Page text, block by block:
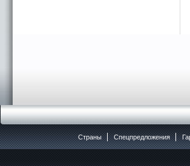
Страны Спецпредложения